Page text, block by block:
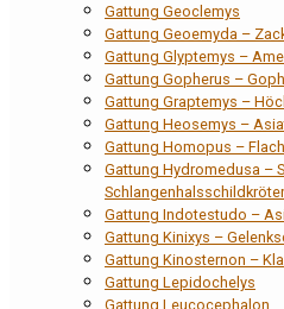
Gattung Geoclemys
Gattung Geoemyda –
Gattung Glyptemys –
Gattung Gopherus –
Gattung Graptemys –
Gattung Heosemys –
Gattung Homopus –
Gattung Hydromedusa –
Gattung Indotestudo –
Gattung Kinixys –
Gattung Kinosternon –
Gattung Lepidochelys
Gattung Leucocephalon